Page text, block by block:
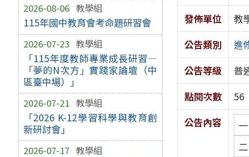
2026-08-06 教學組
115年國中教育會考命題研習會
2026-07-23 教學組
「115年度教師專業成長研習—
「夢的N次方」實踐家論壇（中
區臺中場）」
2026-07-21 教學組
「2026 K-12學習科學與教育創
新研討會」
2026-07-17 教學組
發佈單位
教
公告類別
進
公告等級
普
點閱次數
56
公告內容